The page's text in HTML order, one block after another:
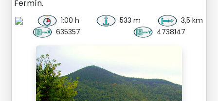
Fermín.
1:00 h 533 m
3,5 km
635357
4738147